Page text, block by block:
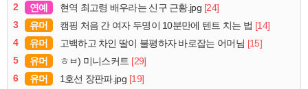
2
연예 현역 최고령 배우라는 신구 근황.jpg [24]
3
유머 캠핑 처음 간 여자 두명이 10분만에 텐트 치는 법 [14]
4
유머 고백하고 차인 딸이 불평하자 바로잡는 어머님 [15]
5
유머 ㅎㅂ) 미니스커트 [29]
6
유머 1호선 장판파.jpg [19]